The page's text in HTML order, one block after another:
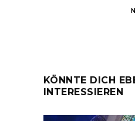
KÖNNTE DICH
INTERESSIEREN